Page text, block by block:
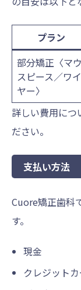
プラン
部分矯正〈マウ
スピース／ワイ
ヤー〉
詳しい費用につ
ださい。
支払い方法
Cuore矯正歯科
す。
現金
クレジット